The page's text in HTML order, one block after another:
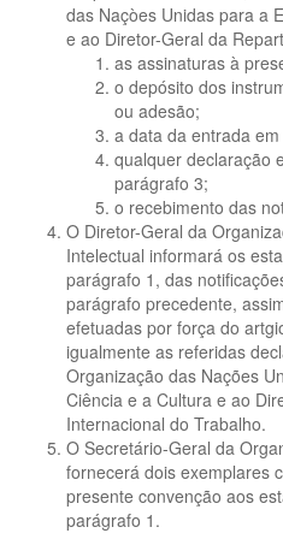
das Naçòes Unidas para a
e ao Diretor-Geral da
as assinaturas à
o depósito dos
ou adesão;
a data da entrada
qualquer declaração
parágrafo 3;
o recebimento das
O Diretor-Geral da
Intelectual informará os
parágrafo 1, das
parágrafo precedente,
efetuadas por força do
igualmente as referidas
Organização das Nações
Ciência e a Cultura e ao
Internacional do Trabalho.
O Secretário-Geral da
fornecerá dois exemplares
presente convenção aos
parágrafo 1.